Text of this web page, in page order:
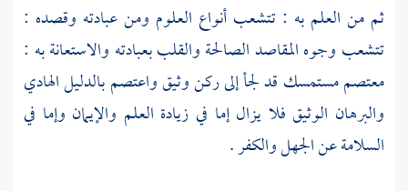
ثم من العلم به : تتشعب أنواع العلوم ومن عبادته وقصده :
تتشعب وجوه المقاصد الصالحة والقلب بعبادته والاستعانة به :
معتصم مستمسك قد لجأ إلى ركن وثيق واعتصم بالدليل الهادي
والبرهان الوثيق فلا يزال إما في زيادة العلم والإيمان وإما في
السلامة عن الجهل والكفر .